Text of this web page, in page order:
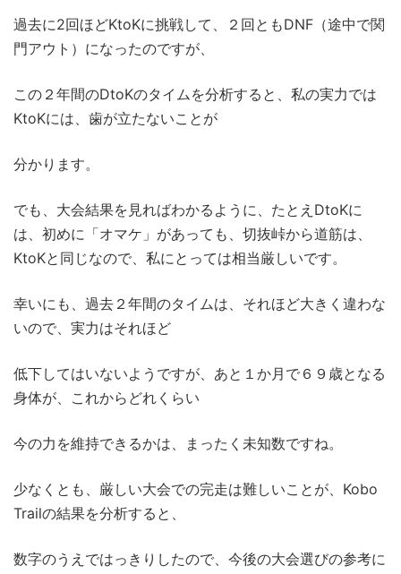
過去に2回ほどKtoKに挑戦して、２回ともDNF（途中で関
門アウト）になったのですが、
この２年間のDtoKのタイムを分析すると、私の実力では
KtoKには、歯が立たないことが
分かります。
でも、大会結果を見ればわかるように、たとえDtoKに
は、初めに「オマケ」があっても、切抜峠から道筋は、
KtoKと同じなので、私にとっては相当厳しいです。
幸いにも、過去２年間のタイムは、それほど大きく違わな
いので、実力はそれほど
低下してはいないようですが、あと１か月で６９歳となる
身体が、これからどれくらい
今の力を維持できるかは、まったく未知数ですね。
少なくとも、厳しい大会での完走は難しいことが、Kobo
Trailの結果を分析すると、
数字のうえではっきりしたので、今後の大会選びの参考に